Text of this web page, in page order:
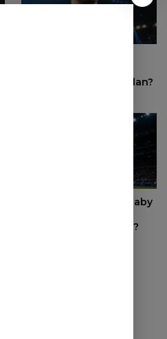
Pemain Kunci Inter Milan?
Bagaimana Moussa Diaby
Permainan Inter Milan?